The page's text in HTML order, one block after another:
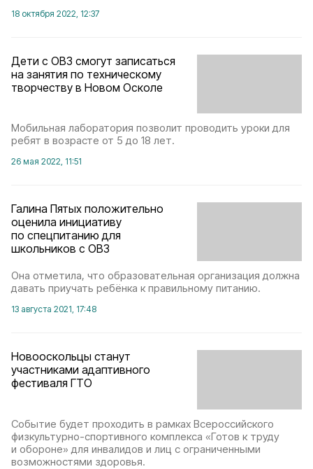
18 октября 2022, 12:37
Дети с ОВЗ смогут записаться
на занятия по техническому
творчеству в Новом Осколе
Мобильная лаборатория позволит проводить уроки для
ребят в возрасте от 5 до 18 лет.
26 мая 2022, 11:51
Галина Пятых положительно
оценила инициативу
по спецпитанию для
школьников с ОВЗ
Она отметила, что образовательная организация должна
давать приучать ребёнка к правильному питанию.
13 августа 2021, 17:48
Новооскольцы станут
участниками адаптивного
фестиваля ГТО
Событие будет проходить в рамках Всероссийского
физкультурно-спортивного комплекса «Готов к труду
и обороне» для инвалидов и лиц с ограниченными
возможностями здоровья.